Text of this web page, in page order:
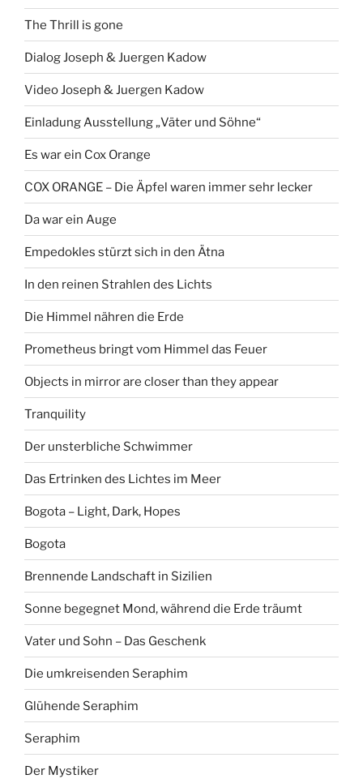
The Thrill is gone
Dialog Joseph & Juergen Kadow
Video Joseph & Juergen Kadow
Einladung Ausstellung „Väter und Söhne“
Es war ein Cox Orange
COX ORANGE – Die Äpfel waren immer sehr lecker
Da war ein Auge
Empedokles stürzt sich in den Ätna
In den reinen Strahlen des Lichts
Die Himmel nähren die Erde
Prometheus bringt vom Himmel das Feuer
Objects in mirror are closer than they appear
Tranquility
Der unsterbliche Schwimmer
Das Ertrinken des Lichtes im Meer
Bogota – Light, Dark, Hopes
Bogota
Brennende Landschaft in Sizilien
Sonne begegnet Mond, während die Erde träumt
Vater und Sohn – Das Geschenk
Die umkreisenden Seraphim
Glühende Seraphim
Seraphim
Der Mystiker